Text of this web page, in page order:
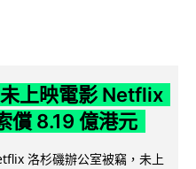
上映電影 Netflix
償 8.19 億港元
洛杉磯辦公室被竊，未上